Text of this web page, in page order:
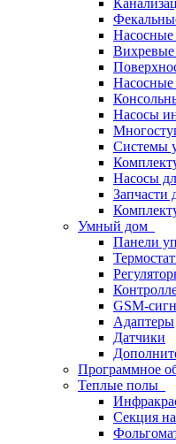
Насосные
Насосные
Насосы
Системы
Насосы
Запчасти
Умный дом
Панели
GSM-
Адаптеры
Датчики
Программное
Теплые полы
Секция